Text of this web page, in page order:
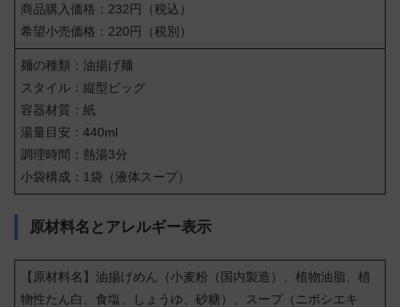
商品購入価格：232円（税込）
希望小売価格：220円（税別）
麺の種類：油揚げ麺
スタイル：縦型ビッグ
容器材質：紙
湯量目安：440ml
調理時間：熱湯3分
小袋構成：1袋（液体スープ）
原材料名とアレルギー表示
【原材料名】油揚げめん（小麦粉（国内製造）、植物油脂、植
物性たん白、食塩、しょうゆ、砂糖）、スープ（ニボシエキ